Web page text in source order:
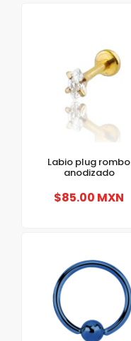
Labio plug rombo
anodizado
$85.00 MXN